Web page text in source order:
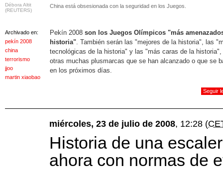
Débora Altit
(REUTERS)
China está obsesionada con la seguridad en los Juegos.
Archivado en:
pekín 2008
china
terrorismo
jjoo
martin xiaobao
Pekín 2008 son los Juegos Olímpicos "más
historia". También serán las "mejores de la historia", las
tecnológicas de la historia" y las "más caras de la historia",
otras muchas plusmarcas que se han alcanzado o que se
en los próximos días.
Seguir
miércoles, 23 de julio de 2008, 12:28
Historia de una
ahora con normas de